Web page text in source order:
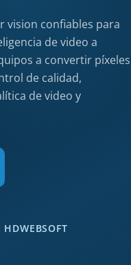
vision confiables para
de video a
a convertir píxeles
de calidad,
de video y